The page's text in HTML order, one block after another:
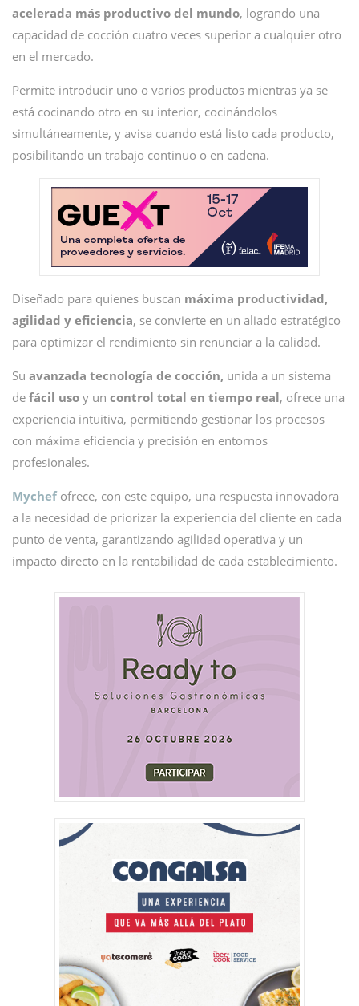
acelerada más productivo del mundo, logrando una
capacidad de cocción cuatro veces superior a cualquier otro
en el mercado.
Permite introducir uno o varios productos mientras ya se
está cocinando otro en su interior, cocinándolos
simultáneamente, y avisa cuando está listo cada producto,
posibilitando un trabajo continuo o en cadena.
Diseñado para quienes buscan máxima productividad,
agilidad y eficiencia, se convierte en un aliado estratégico
para optimizar el rendimiento sin renunciar a la calidad.
Su avanzada tecnología de cocción, unida a un sistema
de fácil uso y un control total en tiempo real, ofrece una
experiencia intuitiva, permitiendo gestionar los procesos
con máxima eficiencia y precisión en entornos
profesionales.
Mychefofrece, con este equipo, una respuesta innovadora
a la necesidad de priorizar la experiencia del cliente en cada
punto de venta, garantizando agilidad operativa y un
impacto directo en la rentabilidad de cada establecimiento.